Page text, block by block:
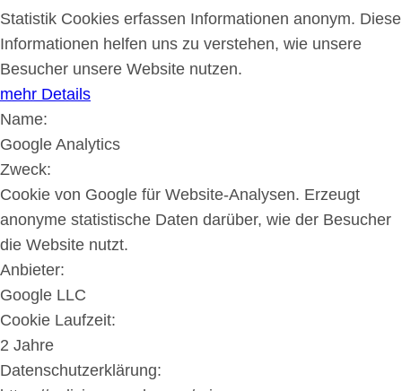
Statistik Cookies erfassen Informationen anonym. Diese
Informationen helfen uns zu verstehen, wie unsere
Besucher unsere Website nutzen.
mehr Details
Name:
Google Analytics
Zweck:
Cookie von Google für Website-Analysen. Erzeugt
anonyme statistische Daten darüber, wie der Besucher
die Website nutzt.
Anbieter:
Google LLC
Cookie Laufzeit:
2 Jahre
Datenschutzerklärung: